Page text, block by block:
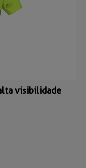
visibilidade